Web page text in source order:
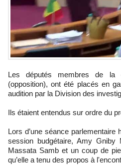
Les députés membres de la coalition Yewwi Askan Wi
(opposition), ont été placés en
audition par la Division des
Ils étaient entendus sur ordre du
Lors d’une séance
session budgétaire, Amy
Massata Samb et un coup de
qu’elle a tenu des propos à